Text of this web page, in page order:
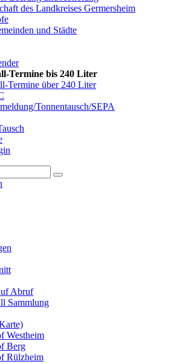
des Landkreises Germersheim
und Städte
Termine bis 240 Liter
Termine über 240 Liter
Tonnentausch/SEPA
Abruf
Sammlung
Westheim
Berg
Rülzheim